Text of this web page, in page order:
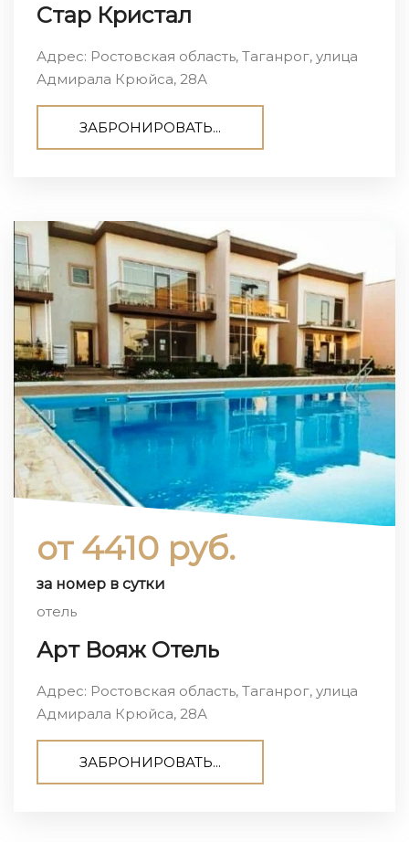
Стар Кристал
Адрес: Ростовская область, Таганрог, улица
Адмирала Крюйса, 28А
ЗАБРОНИРОВАТЬ...
от 4410 руб.
за номер в сутки
отель
Арт Вояж Отель
Адрес: Ростовская область, Таганрог, улица
Адмирала Крюйса, 28А
ЗАБРОНИРОВАТЬ...